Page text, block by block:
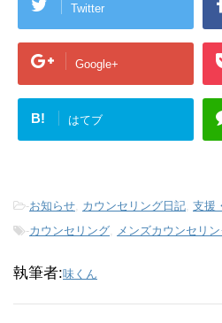
Twitter
Google+
B! はてブ
-お知らせ, カウンセリング日記, 支援
-カウンセリング, メンズカウンセリ
執筆者:味くん